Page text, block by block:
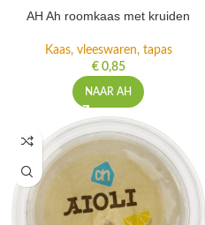
AH Ah roomkaas met kruiden
Kaas, vleeswaren, tapas
€0,85
NAAR AH